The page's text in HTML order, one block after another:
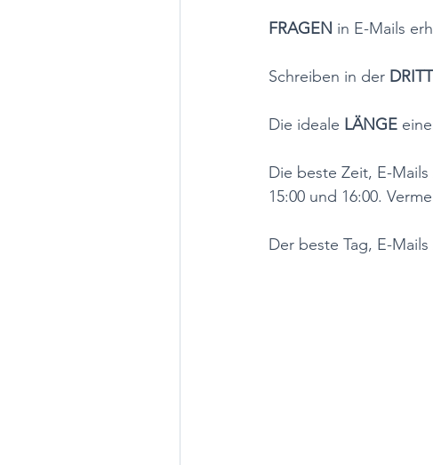
FRAGEN in E-Mails
Schreiben in der
Die ideale LÄNGE
Die beste Zeit, E-
15:00 und 16:00.
Der beste Tag, E-